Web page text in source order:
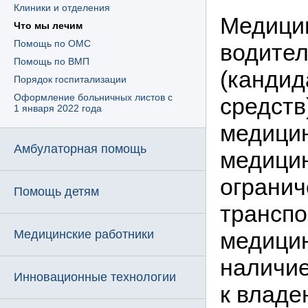
Клиники и отделения
Что мы лечим
Помощь по ОМС
Помощь по ВМП
Порядок госпитализации
Оформление больничных листов с
1 января 2022 года
Амбулаторная помощь
Помощь детям
Медицинские работники
Инновационные технологии
к